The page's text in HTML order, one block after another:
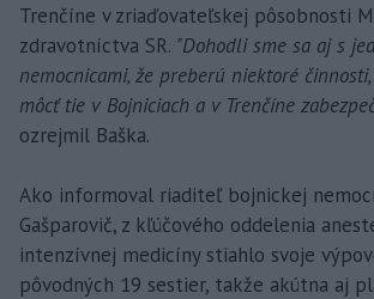
Trenčíne v zriaďovateľskej pôsobnosti
zdravotníctva SR. "Dohodli sme sa aj s
nemocnicami, že preberú niektoré
môcť tie v Bojniciach a v Trenčíne
ozrejmil Baška.
Ako informoval riaditeľ bojnickej
Gašparovič, z kľúčového oddelenia
intenzívnej medicíny stiahlo svoje
pôvodných 19 sestier, takže akútna aj